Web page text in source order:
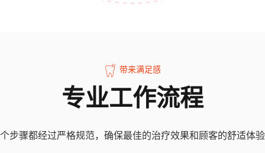
带来满足感
专业工作流程
步骤都经过严格规范，确保最佳的治疗效果和顾客的舒适体